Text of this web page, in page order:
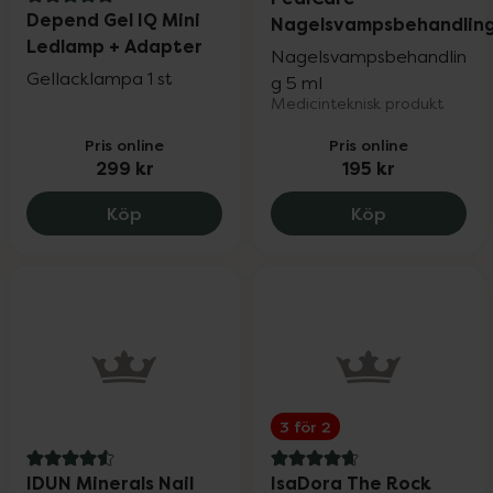
5 av 5 i omdöme
Depend Gel IQ Mini
Ledlamp + Adapter
Gellacklampa 1 st
Pris online
299 kr
Köp Depend Gel IQ Mini Ledlamp +
Nagelsvampsbehandlin
g 5 ml
Medicinteknisk produkt
Pris online
195 kr
Köp PediCare
4.6 av 5 i omdöme
IDUN Minerals Nail
3 för 2
4.8 av 5 i omdöme
IsaDora The Rock